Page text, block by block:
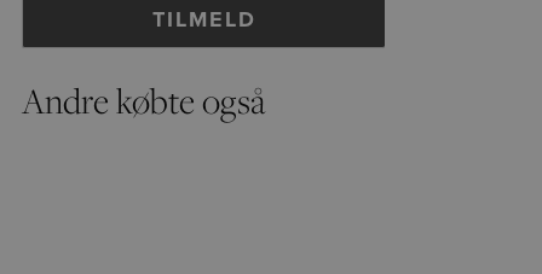
Andre købte også